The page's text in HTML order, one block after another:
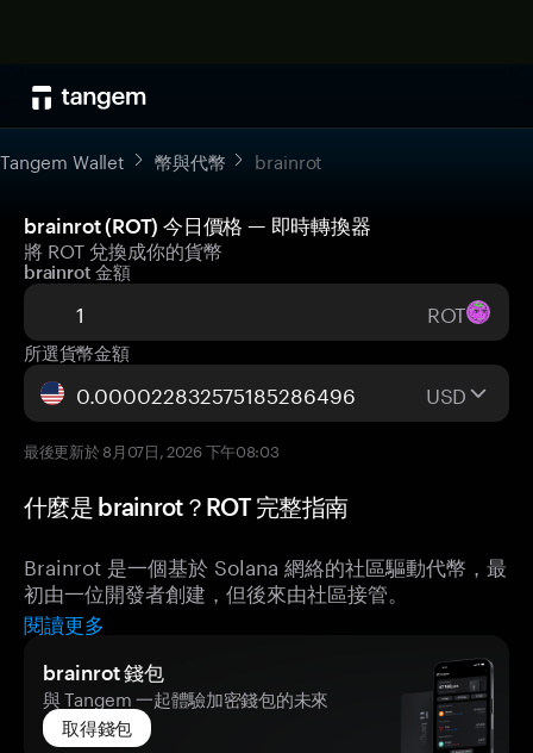
Tangem Wallet 幣與代幣 brainrot
brainrot (ROT) 今日價格 — 即時轉換器
將 ROT 兌換成你的貨幣
brainrot 金額
ROT
所選貨幣金額
USD
最後更新於 8月07日, 2026 下午08:03
什麼是 brainrot？ROT 完整指南
Brainrot 是一個基於 Solana 網絡的社區驅動代幣，最
初由一位開發者創建，但後來由社區接管。
閱讀更多
brainrot 錢包
與 Tangem 一起體驗加密錢包的未來
取得錢包